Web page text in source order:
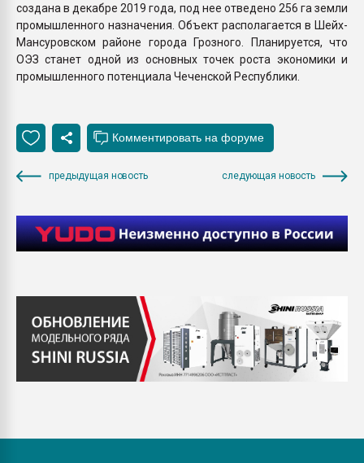
создана в декабре 2019 года, под нее отведено 256 га земли
промышленного назначения. Объект располагается в Шейх-
Мансуровском районе города Грозного. Планируется, что
ОЭЗ станет одной из основных точек роста экономики и
промышленного потенциала Чеченской Республики.
предыдущая новость следующая новость